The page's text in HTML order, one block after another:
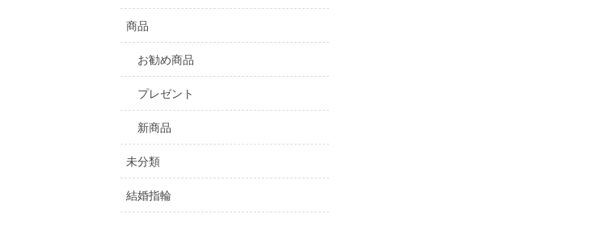
商品
お勧め商品
プレゼント
新商品
未分類
結婚指輪